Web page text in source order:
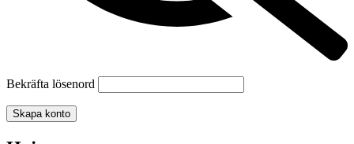
Bekräfta lösenord
Skapa konto